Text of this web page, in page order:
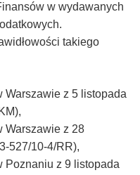
w wydawanych
takiego
Warszawie z 5 listopada
Warszawie z 28
527/10-4/RR),
Poznaniu z 9 listopada